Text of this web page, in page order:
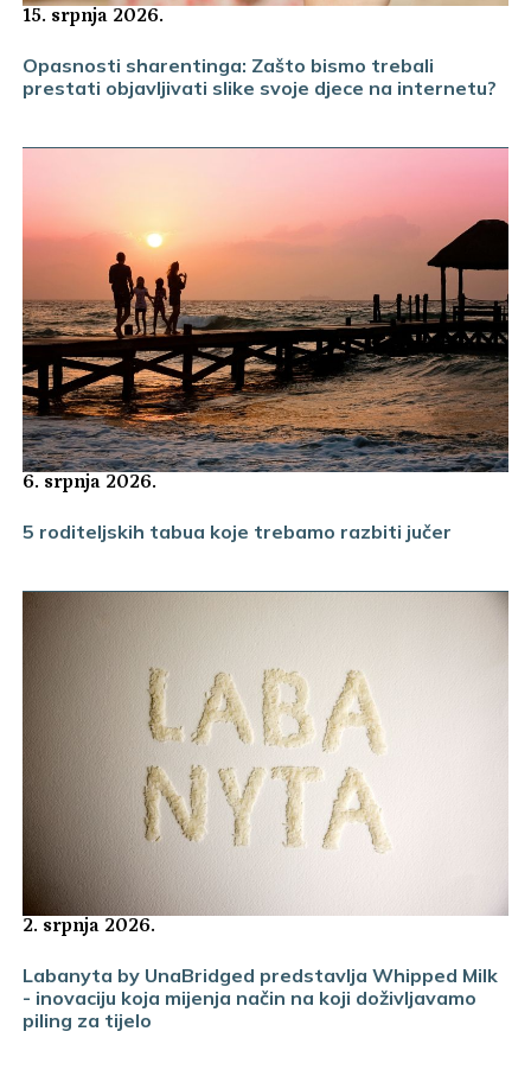
15. srpnja 2026.
Opasnosti sharentinga: Zašto bismo trebali
prestati objavljivati slike svoje djece na internetu?
6. srpnja 2026.
5 roditeljskih tabua koje trebamo razbiti jučer
2. srpnja 2026.
Labanyta by UnaBridged predstavlja Whipped Milk
- inovaciju koja mijenja način na koji doživljavamo
piling za tijelo